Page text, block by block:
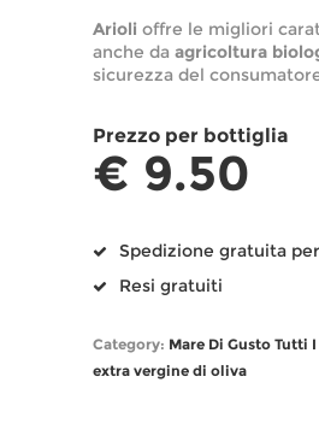
Arioli offre le migliori
anche da agricoltura
sicurezza del
Prezzo per bottiglia
€ 9.50
Spedizione gratuita
Resi gratuiti
Category: Mare Di Gusto Tutti
extra vergine di oliva